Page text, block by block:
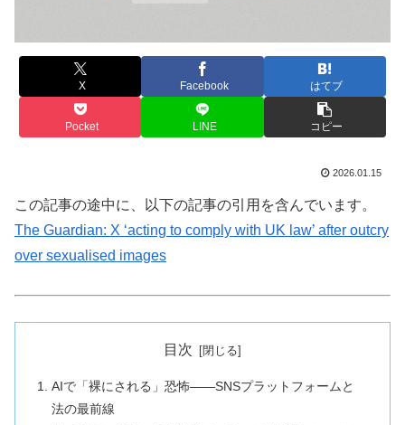
X Facebook はてブ
Pocket LINE コピー
2026.01.15
この記事の途中に、以下の記事の引用を含んでいます。
The Guardian: X ‘acting to comply with UK law’ after outcry
over sexualised images
目次
AIで「裸にされる」恐怖——SNSプラットフォームと
法の最前線